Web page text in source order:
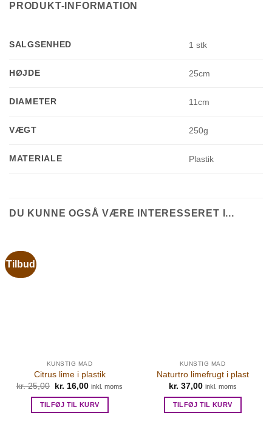
PRODUKT-INFORMATION
SALGSENHED 1 stk
HØJDE 25cm
DIAMETER 11cm
VÆGT 250g
MATERIALE Plastik
DU KUNNE OGSÅ VÆRE INTERESSERET I...
Tilbud
KUNSTIG MAD
Citrus lime i plastik
kr.25,00
Den
oprindelige
pris
var:
kr. 16,00Den
pris
er:
inkl. moms
TILFØJ TIL KURV
KUNSTIG MAD
Naturtro limefrugt i plast
kr. 37,00 inkl. moms
TILFØJ TIL KURV